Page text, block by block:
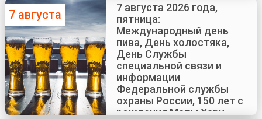
7 августа
7 августа 2026 года,
пятница:
Международный день
пива, День холостяка,
День Службы
специальной связи и
информации
Федеральной службы
охраны России, 150 лет с
рождения Маты Хари